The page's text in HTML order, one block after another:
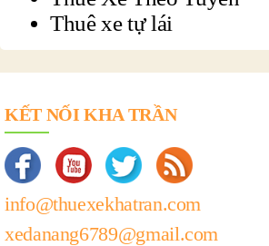
Thuê xe tự lái
KẾT NỐI KHA TRẦN
info@thuexekhatran.com
xedanang6789@gmail.com